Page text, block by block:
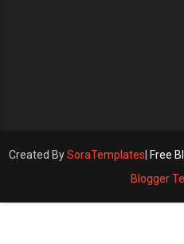
Created BySoraTemplates Free
Blogger